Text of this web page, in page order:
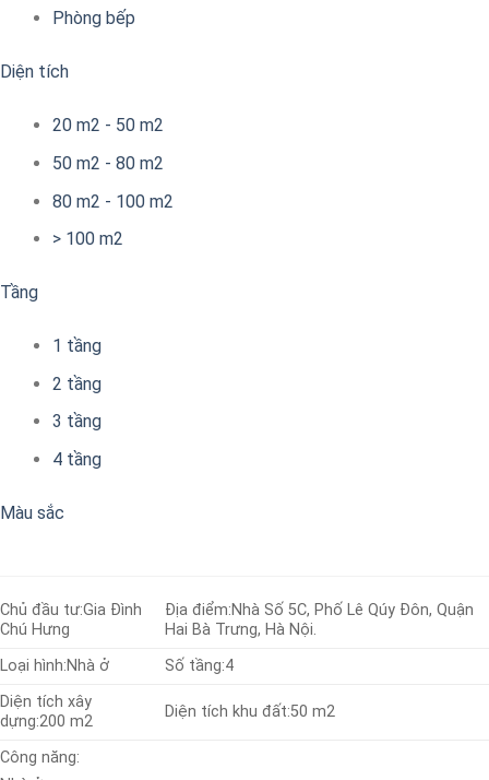
Phòng bếp
Diện tích
20 m2 - 50 m2
50 m2 - 80 m2
80 m2 - 100 m2
> 100 m2
Tầng
1 tầng
2 tầng
3 tầng
4 tầng
Màu sắc
Chủ đầu tư:Gia Đình
Chú Hưng
Địa điểm:Nhà Số 5C, Phố Lê Qúy Đôn, Quận
Hai Bà Trưng, Hà Nội.
Loại hình:Nhà ở Số tầng:4
Diện tích xây
dựng:200 m2
Diện tích khu đất:50 m2
Công năng: